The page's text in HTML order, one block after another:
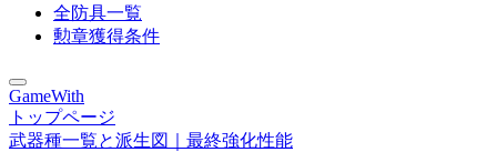
全防具一覧
勲章獲得条件
GameWith
トップページ
武器種一覧と派生図｜最終強化性能